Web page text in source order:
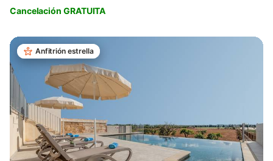
Cancelación GRATUITA
Anfitrión estrella